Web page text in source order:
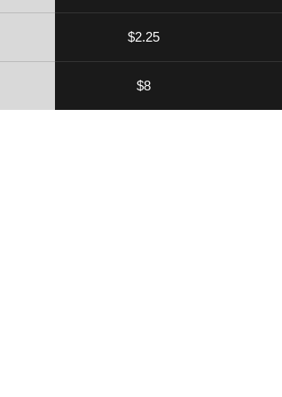
$2.25
$8